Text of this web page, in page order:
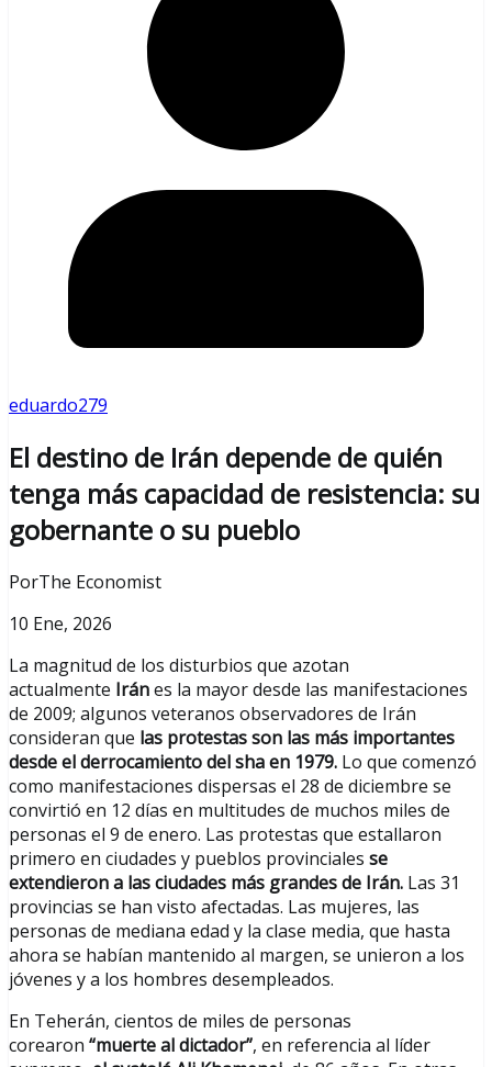
eduardo279
El destino de Irán depende de quién
tenga más capacidad de resistencia: su
gobernante o su pueblo
PorThe Economist
10 Ene, 2026
La magnitud de los disturbios que azotan
actualmente Iránes la mayor desde las manifestaciones
de 2009; algunos veteranos observadores de Irán
consideran que las protestas son las más importantes
desde el derrocamiento del sha en 1979. Lo que comenzó
como manifestaciones dispersas el 28 de diciembre se
convirtió en 12 días en multitudes de muchos miles de
personas el 9 de enero. Las protestas que estallaron
primero en ciudades y pueblos provinciales se
extendieron a las ciudades más grandes de Irán. Las 31
provincias se han visto afectadas. Las mujeres, las
personas de mediana edad y la clase media, que hasta
ahora se habían mantenido al margen, se unieron a los
jóvenes y a los hombres desempleados.
En Teherán, cientos de miles de personas
corearon “muerte al dictador”, en referencia al líder